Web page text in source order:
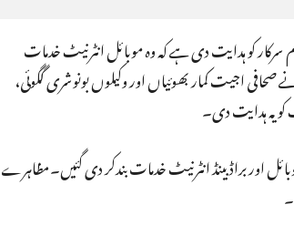
کو ہدایت دی ہے کہ وہ موبائل انٹرنیٹ خدمات
اجیت کمار بھوئیاں اور وکیلوں بونوشری گگوئی،
یہ ہدایت دی۔
ہونے کے بعد 11 دسمبر کی شام آسام میں موبائل اور براڈ بینڈ انٹرنیٹ خدمات بندکر دی گئیں۔مظاہرے